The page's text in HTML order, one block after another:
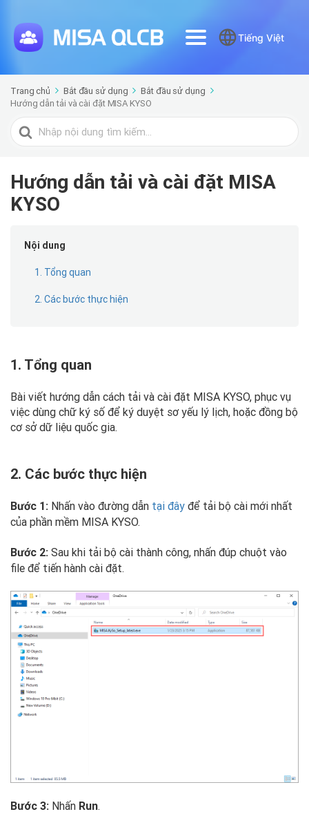
Tiếng Việt
Trang chủ Bắt đầu sử dụng
Bắt đầu sử dụng
Hướng dẫn tải và cài đặt MISA KYSO
Tìm
kiếm
Hướng dẫn tải và cài đặt MISA
KYSO
Nội dung
1. Tổng quan
2. Các bước thực hiện
1. Tổng quan
Bài viết hướng dẫn cách tải và cài đặt MISA KYSO, phục vụ
việc dùng chữ ký số để ký duyệt sơ yếu lý lịch, hoặc đồng bộ
cơ sở dữ liệu quốc gia.
2. Các bước thực hiện
Bước 1: Nhấn vào đường dẫn tại đây để tải bộ cài mới nhất
của phần mềm MISA KYSO.
Bước 2: Sau khi tải bộ cài thành công, nhấn đúp chuột vào
file để tiến hành cài đặt.
Bước 3: Nhấn Run.